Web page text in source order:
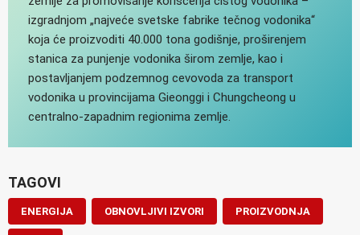
izgradnjom „najveće svetske fabrike tečnog vodonika“
koja će proizvoditi 40.000 tona godišnje, proširenjem
stanica za punjenje vodonika širom zemlje, kao i
postavljanjem podzemnog cevovoda za transport
vodonika u provincijama Gieonggi i Chungcheong u
centralno-zapadnim regionima zemlje.
TAGOVI
ENERGIJA OBNOVLJIVI IZVORI PROIZVODNJA